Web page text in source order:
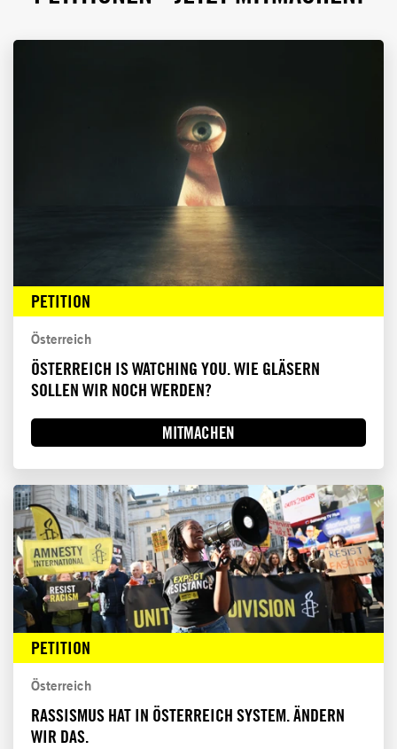
PETITION
Österreich
ÖSTERREICH IS WATCHING YOU. WIE GLÄSERN
SOLLEN WIR NOCH WERDEN?
MITMACHEN
PETITION
Österreich
RASSISMUS HAT IN ÖSTERREICH SYSTEM. ÄNDERN
WIR DAS.